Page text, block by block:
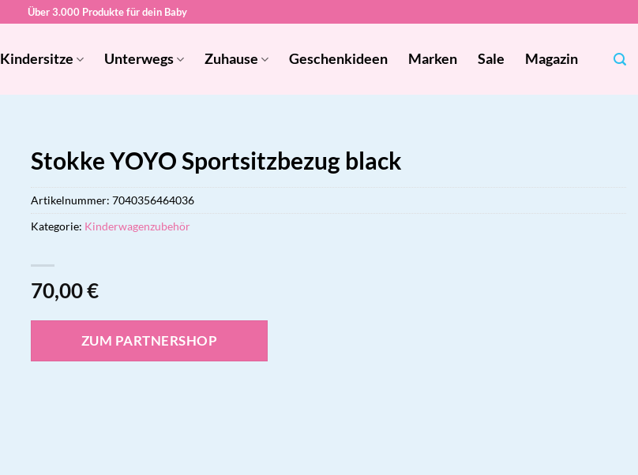
Über 3.000 Produkte für dein Baby
Kindersitze Unterwegs Zuhause Geschenkideen Marken Sale Magazin
Stokke YOYO Sportsitzbezug black
70,00€
ZUM PARTNERSHOP
Artikelnummer: 7040356464036
Kategorie: Kinderwagenzubehör